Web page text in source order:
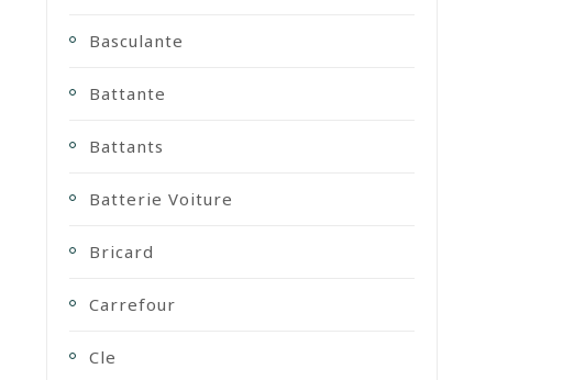
Basculante
Battante
Battants
Batterie Voiture
Bricard
Carrefour
Cle